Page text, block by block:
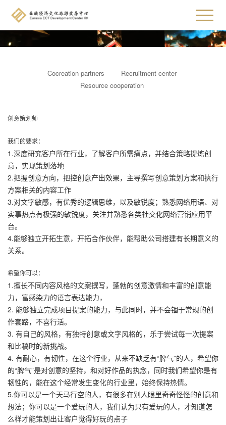
Cocreation partners
Recruitment center
Resource cooperation
创意策划师
我们的要求：
1.深度研究客户所在行业，了解客户所需痛点，并结合策略提炼创
意，实现策划落地
2.把握创意方向，把控创意产出效果，主导撰写创意策划方案和执行
方案相关的内容工作
3.对文字敏感，有优秀的逻辑思维，以及敏锐度；熟悉网络用语、对
实事热点有极强的敏锐度，关注并熟悉各类社交化网络营销应用平
台。
4.能够独立开拓生意，开拓合作伙伴，能帮助公司搭建有长期意义的
关系。
希望你可以：
1.擅长不同内容风格的文案撰写，蓬勃的创意激情和丰富的创意能
力，富感染力的语言表达能力，
2. 能够独立完成项目提案的能力，与此同时，并不会锢于常规的创
作套路，不喜行活。
3. 有自己的风格，有独特创意或文字风格的，乐于尝试每一次提案
和比稿时的新挑战。
4. 有耐心，有韧性，在这个行业，从来不缺乏有“脾气”的人，希望你
的“脾气”是对创意的坚持，和对好作品的执念，同时我们希望你是有
韧性的，能在这个经常发生变化的行业里，始终保持热情。
5.你可以是一个天马行空的人，有很多在别人眼里奇奇怪怪的创意和
想法；你可以是一个爱玩的人，我们认为只有爱玩的人，才知道怎
么样才能策划出让客户觉得好玩的点子